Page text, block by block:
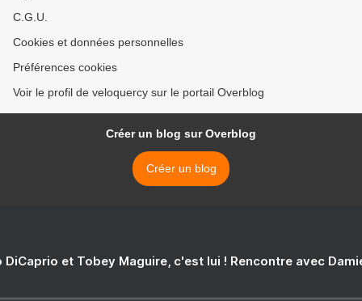
C.G.U.
Cookies et données personnelles
Préférences cookies
Voir le profil de veloquercy sur le portail Overblog
Créer un blog sur Overblog
Créer un blog
DiCaprio et Tobey Maguire, c'est lui ! Rencontre avec